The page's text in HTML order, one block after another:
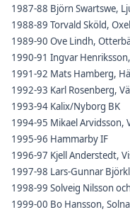
1987-88 Björn Swartswe,
1988-89 Torvald Sköld,
1989-90 Ove Lindh,
1990-91 Ingvar
1991-92 Mats Hamberg,
1992-93 Karl Rosenberg,
1993-94 Kalix/Nyborg BK
1994-95 Mikael Arvidsson,
1995-96 Hammarby IF
1996-97 Kjell Anderstedt,
1997-98 Lars-Gunnar
1998-99 Solveig Nilsson
1999-00 Bo Hansson, Solna